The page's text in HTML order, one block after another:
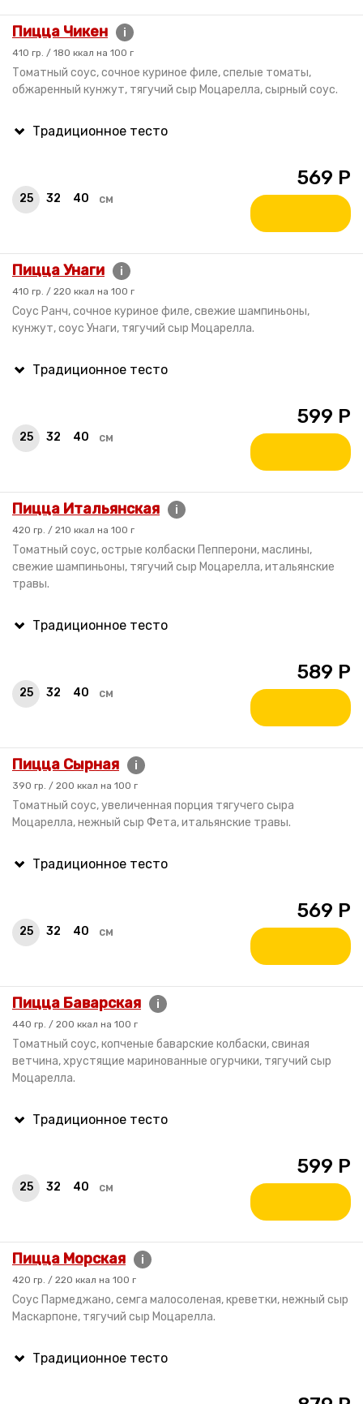
Пицца Чикен i
410 гр. / 180 ккал на 100 г
Томатный соус, сочное куриное филе, спелые томаты,
обжаренный кунжут, тягучий сыр Моцарелла, сырный соус.
25 32 40 см
569 Р
Пицца Унаги i
410 гр. / 220 ккал на 100 г
Cоус Ранч, сочное куриное филе, свежие шампиньоны,
кунжут, соус Унаги, тягучий сыр Моцарелла.
25 32 40 см
599 Р
Пицца Итальянская i
420 гр. / 210 ккал на 100 г
Томатный соус, острые колбаски Пепперони, маслины,
свежие шампиньоны, тягучий сыр Моцарелла, итальянские
травы.
25 32 40 см
589 Р
Пицца Сырная i
390 гр. / 200 ккал на 100 г
Томатный соус, увеличенная порция тягучего сыра
Моцарелла, нежный сыр Фета, итальянские травы.
25 32 40 см
569 Р
Пицца Баварская i
440 гр. / 200 ккал на 100 г
Томатный соус, копченые баварские колбаски, свиная
ветчина, хрустящие маринованные огурчики, тягучий сыр
Моцарелла.
25 32 40 см
599 Р
Пицца Морская i
420 гр. / 220 ккал на 100 г
Соус Пармеджано, семга малосоленая, креветки, нежный сыр
Маскарпоне, тягучий сыр Моцарелла.